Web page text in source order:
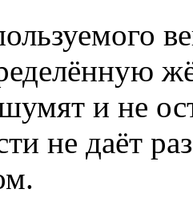
и не
не даёт